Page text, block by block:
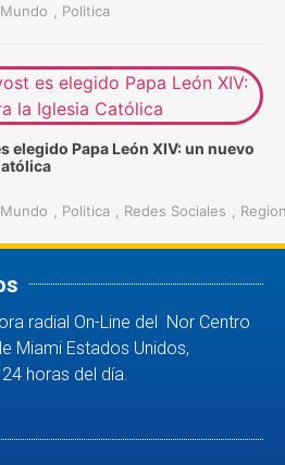
Mundo Politica
elegido Papa León XIV: un nuevo
Mundo Politica Redes Sociales
radial On-Line del Nor Centro
Miami Estados Unidos,
horas del día.